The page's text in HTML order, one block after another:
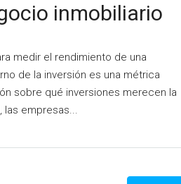
inmobiliario
medir el rendimiento de una
de la inversión es una métrica
sobre qué inversiones merecen la
las empresas...